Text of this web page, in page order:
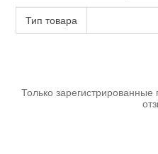
Тип товара
Только зарегистрированные